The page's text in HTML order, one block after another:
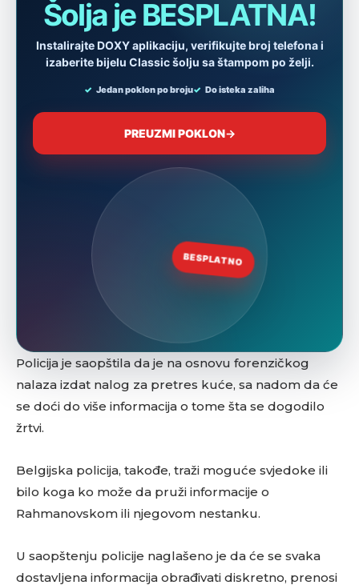
Policija je saopštila da je na osnovu forenzičkog
nalaza izdat nalog za pretres kuće, sa nadom da će
se doći do više informacija o tome šta se dogodilo
žrtvi.
Belgijska policija, takođe, traži moguće svjedoke ili
bilo koga ko može da pruži informacije o
Rahmanovskom ili njegovom nestanku.
U saopštenju policije naglašeno je da će se svaka
dostavljena informacija obrađivati diskretno, prenosi